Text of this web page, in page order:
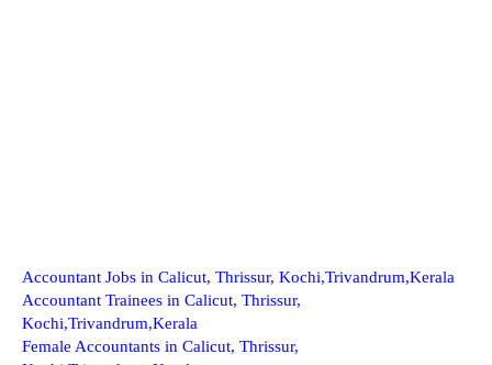
Accountant Jobs in Calicut, Thrissur, Kochi,Trivandrum,Kerala
Accountant Trainees in Calicut, Thrissur,
Kochi,Trivandrum,Kerala
Female Accountants in Calicut, Thrissur,